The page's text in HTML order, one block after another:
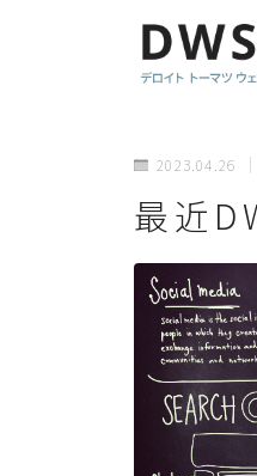
2023.04.26
最近